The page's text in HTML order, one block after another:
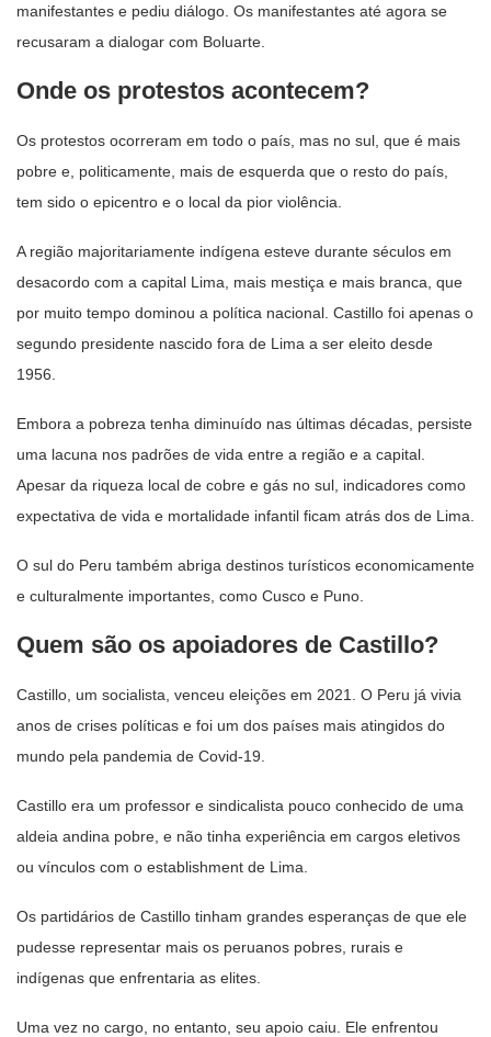
manifestantes e pediu diálogo. Os manifestantes até agora se
recusaram a dialogar com Boluarte.
Onde os protestos acontecem?
Os protestos ocorreram em todo o país, mas no sul, que é mais
pobre e, politicamente, mais de esquerda que o resto do país,
tem sido o epicentro e o local da pior violência.
A região majoritariamente indígena esteve durante séculos em
desacordo com a capital Lima, mais mestiça e mais branca, que
por muito tempo dominou a política nacional. Castillo foi apenas o
segundo presidente nascido fora de Lima a ser eleito desde
1956.
Embora a pobreza tenha diminuído nas últimas décadas, persiste
uma lacuna nos padrões de vida entre a região e a capital.
Apesar da riqueza local de cobre e gás no sul, indicadores como
expectativa de vida e mortalidade infantil ficam atrás dos de Lima.
O sul do Peru também abriga destinos turísticos economicamente
e culturalmente importantes, como Cusco e Puno.
Quem são os apoiadores de Castillo?
Castillo, um socialista, venceu eleições em 2021. O Peru já vivia
anos de crises políticas e foi um dos países mais atingidos do
mundo pela pandemia de Covid-19.
Castillo era um professor e sindicalista pouco conhecido de uma
aldeia andina pobre, e não tinha experiência em cargos eletivos
ou vínculos com o establishment de Lima.
Os partidários de Castillo tinham grandes esperanças de que ele
pudesse representar mais os peruanos pobres, rurais e
indígenas que enfrentaria as elites.
Uma vez no cargo, no entanto, seu apoio caiu. Ele enfrentou